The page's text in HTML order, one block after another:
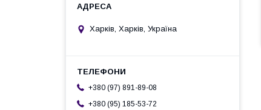
Харків, Харків, Україна
+380 (97) 891-89-08
+380 (95) 185-53-72